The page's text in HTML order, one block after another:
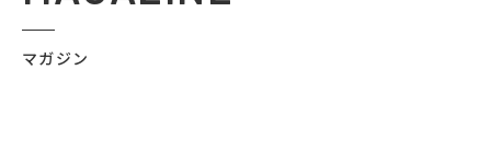
マガジン